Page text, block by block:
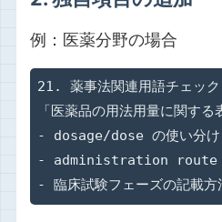
例：医薬分野の場合
21. 薬事法関連用語チェック
「医薬品の用法用量に関す
- dosage/dose の使い分け
- administration route
- 臨床試験フェーズの記載方